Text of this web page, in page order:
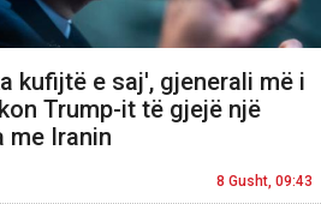
kufijtë e saj', gjenerali më i
Trump-it të gjejë një
me Iranin
8 Gusht, 09:43